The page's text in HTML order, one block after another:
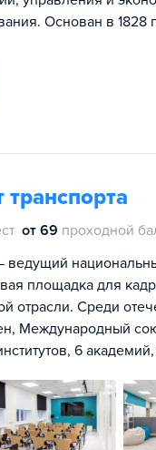
Основан в 1828
транспорта
от 69 проходной
ведущий
площадка для
отрасли. Среди
Международный
6